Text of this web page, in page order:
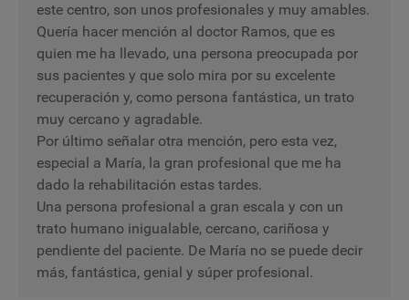
este centro, son unos profesionales y muy amables.
Quería hacer mención al doctor Ramos, que es
quien me ha llevado, una persona preocupada por
sus pacientes y que solo mira por su excelente
recuperación y, como persona fantástica, un trato
muy cercano y agradable.
Por último señalar otra mención, pero esta vez,
especial a María, la gran profesional que me ha
dado la rehabilitación estas tardes.
Una persona profesional a gran escala y con un
trato humano inigualable, cercano, cariñosa y
pendiente del paciente. De María no se puede decir
más, fantástica, genial y súper profesional.